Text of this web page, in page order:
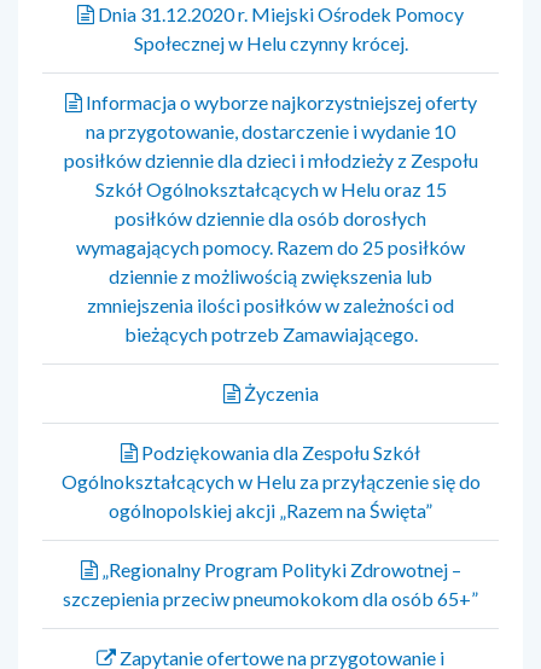
Dnia 31.12.2020 r. Miejski Ośrodek Pomocy
Społecznej w Helu czynny krócej.
Informacja o wyborze najkorzystniejszej oferty
na przygotowanie, dostarczenie i wydanie 10
posiłków dziennie dla dzieci i młodzieży z Zespołu
Szkół Ogólnokształcących w Helu oraz 15
posiłków dziennie dla osób dorosłych
wymagających pomocy. Razem do 25 posiłków
dziennie z możliwością zwiększenia lub
zmniejszenia ilości posiłków w zależności od
bieżących potrzeb Zamawiającego.
Życzenia
Podziękowania dla Zespołu Szkół
Ogólnokształcących w Helu za przyłączenie się do
ogólnopolskiej akcji „Razem na Święta”
„Regionalny Program Polityki Zdrowotnej –
szczepienia przeciw pneumokokom dla osób 65+”
Zapytanie ofertowe na przygotowanie i